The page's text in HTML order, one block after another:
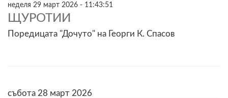
неделя 29 март 2026 - 11:43:51
ЩУРОТИИ
Поредицата "Дочуто" на Георги К. Спасов
събота 28 март 2026